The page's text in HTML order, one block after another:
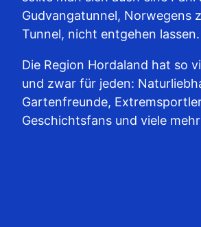
Gudvangatunnel, Norwegens
Tunnel, nicht entgehen lassen.
Die Region Hordaland hat so
und zwar für jeden:
Gartenfreunde,
Geschichtsfans und viele